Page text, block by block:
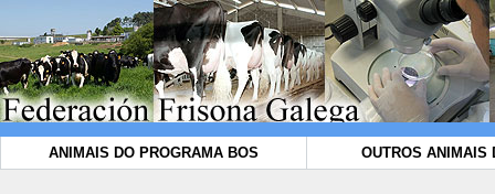
ANIMAIS DO PROGRAMA BOS OUTROS ANIMAIS